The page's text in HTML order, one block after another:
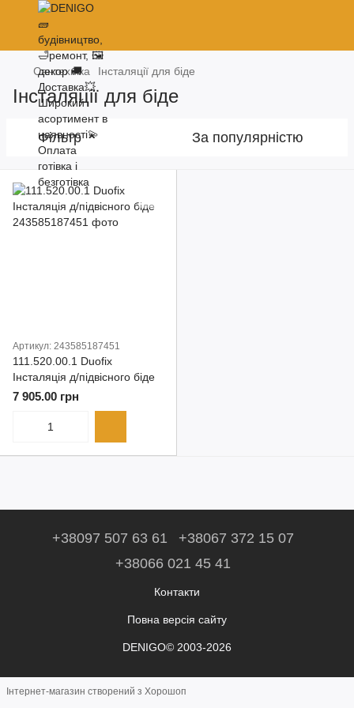
Сантехніка Інсталяції для біде
Інсталяції для біде
Фільтр За популярністю
Артикул: 243585187451
111.520.00.1 Duofix
Інсталяція д/підвісного біде
7 905.00 грн
+38097 507 63 61
+38067 372 15 07
+38066 021 45 41
Контакти
Повна версія сайту
DENIGO© 2003-2026
Інтернет-магазин створений з Хорошоп